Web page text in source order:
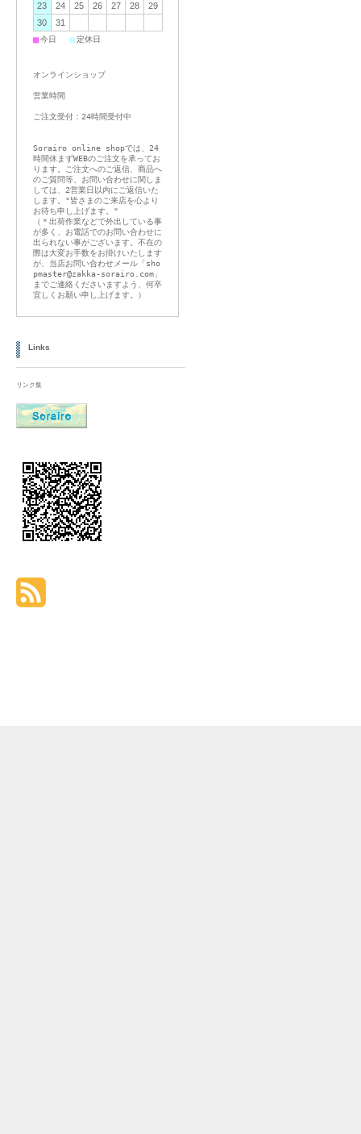
23
24 25 26 27 28
29
30
31
■今日 ■定休日
オンラインショップ
営業時間
ご注文受付：24時間受付中
Sorairo online shopでは、24
時間休まずWEBのご注文を承ってお
ります。ご注文へのご返信、商品へ
のご質問等、お問い合わせに関しま
しては、2営業日以内にご返信いた
します。"皆さまのご来店を心より
お待ち申し上げます。"
（＊出荷作業などで外出している事
が多く、お電話でのお問い合わせに
出られない事がございます。不在の
際は大変お手数をお掛けいたします
が、当店お問い合わせメール「sho
pmaster@zakka-sorairo.com」
までご連絡くださいますよう、何卒
宜しくお願い申し上げます。）
Links
リンク集